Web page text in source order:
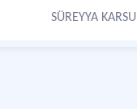
SÜREYYA KARSU